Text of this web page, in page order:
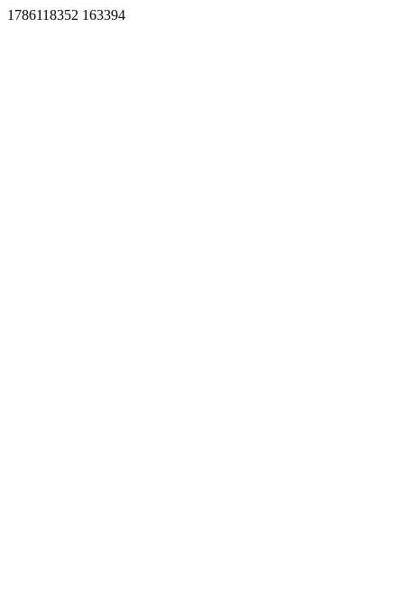
1786118352 163394